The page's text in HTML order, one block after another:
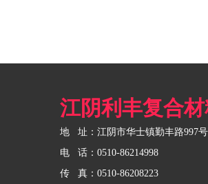
江阴利丰复合
地 址：江阴市华士镇勤丰路997号
电 话：0510-86214998
传 真：0510-86208223